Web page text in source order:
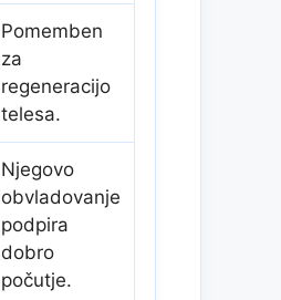
Pomemben
za
regeneracijo
telesa.
Njegovo
obvladovanje
podpira
dobro
počutje.